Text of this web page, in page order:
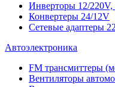
Инверторы 12/220V,
Конвертеры 24/12V
Сетевые адаптеры
Автоэлектроника
FM трансмиттеры
Вентиляторы